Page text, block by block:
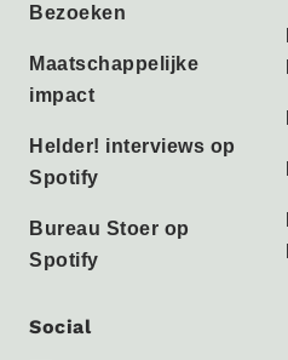
Bezoeken
Maatschappelijke
impact
Helder! interviews op
Spotify
Bureau Stoer op
Spotify
Social